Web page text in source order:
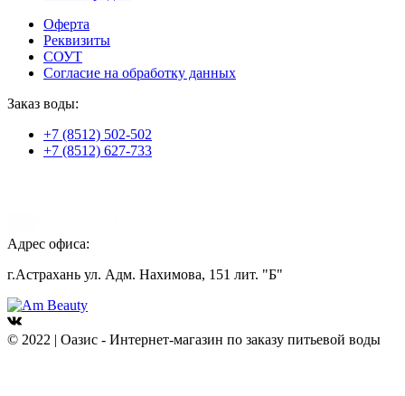
Оферта
Реквизиты
СОУТ
Согласие на обработку данных
Заказ воды:
+7 (8512) 502-502
+7 (8512) 627-733
Адрес офиса:
г.Астрахань ул. Адм. Нахимова, 151 лит. "Б"
© 2022 | Оазис - Интернет-магазин по заказу питьевой воды